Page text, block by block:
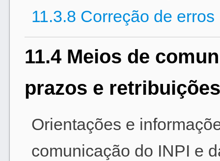
11.3.8 Correção de
11.4 Meios de
prazos e retribuições
Orientações e
comunicação do INPI e